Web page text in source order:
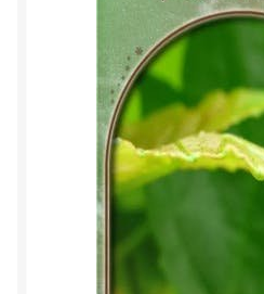
Mijn account
Mindfulness en Hartcoherentie
Narcisme
Nieuw boek ‘Pareltjes in de
in woord en beeld